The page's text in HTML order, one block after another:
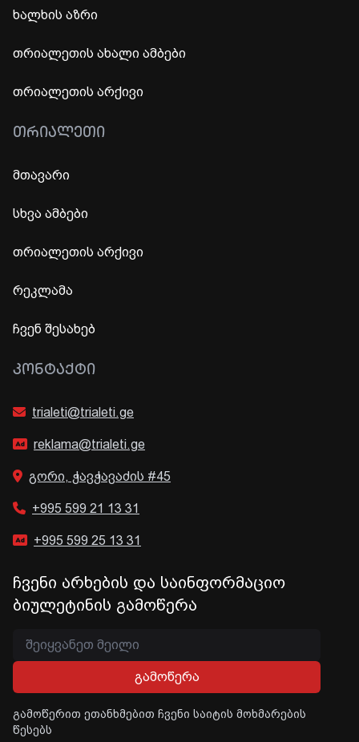
ხალხის აზრი
თრიალეთის ახალი ამბები
თრიალეთის არქივი
ᲗᲠᲘᲐᲚᲔᲗᲘ
მთავარი
სხვა ამბები
თრიალეთის არქივი
რეკლამა
ჩვენ შესახებ
ᲙᲝᲜᲢᲐᲥᲢᲘ
trialeti@trialeti.ge
reklama@trialeti.ge
გორი, ჭავჭავაძის #45
+995 599 21 13 31
+995 599 25 13 31
ჩვენი არხების და საინფორმაციო
ბიულეტინის გამოწერა
გამოწერა
გამოწერით ეთანხმებით ჩვენი საიტის მოხმარების
წესებს